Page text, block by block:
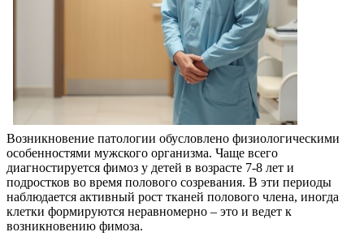
Возникновение патологии обусловлено физиологическими
особенностями мужского организма. Чаще всего
диагностируется фимоз у детей в возрасте 7-8 лет и
подростков во время полового созревания. В эти периоды
наблюдается активный рост тканей полового члена, иногда
клетки формируются неравномерно – это и ведет к
возникновению фимоза.